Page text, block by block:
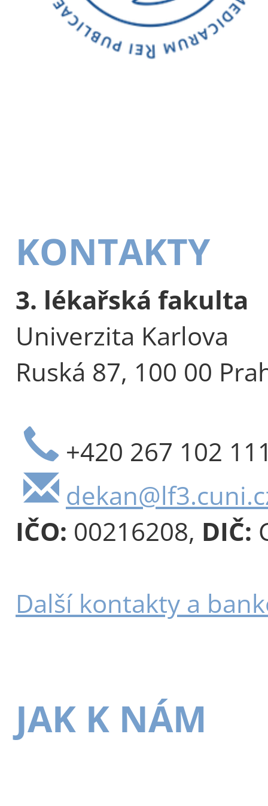
KONTAKTY
3. lékařská fakulta
Univerzita Karlova
Ruská 87, 100 00
+420 267 102
IČO: 00216208, DIČ:
Další kontakty a
JAK K NÁM